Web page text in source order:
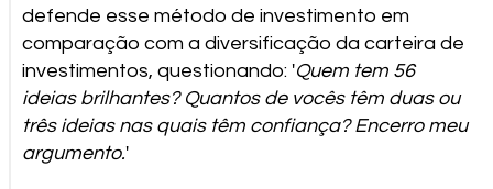
defende esse método de investimento em
comparação com a diversificação da carteira de
investimentos, questionando: 'Quem tem 56
ideias brilhantes? Quantos de vocês têm duas ou
três ideias nas quais têm confiança? Encerro meu
argumento.'